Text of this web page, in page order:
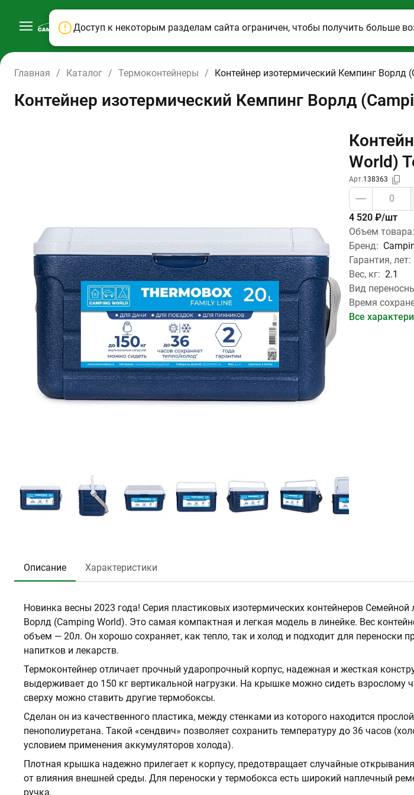
Главная / Каталог / Термоконтейнеры / Контейнер изотермический Кемпинг Ворлд
Контейнер изотермический Кемпинг Ворлд
World)
Арт.138363
4 520 ₽/шт
Объем товара:
Бренд:
Гарантия, лет:
Вес, кг: 2.1
Вид
Время
Все
Описание
Новинка весны 2023 года! Серия пластиковых изотермических контейнеров Семейной
Ворлд (Camping World). Это самая компактная и легкая модель в линейке. Вес
объем — 20л. Он хорошо сохраняет, как тепло, так и холод и подходит для переноски
напитков и лекарств.
Термоконтейнер отличает прочный ударопрочный корпус, надежная и жесткая
выдерживает до 150 кг вертикальной нагрузки. На крышке можно сидеть взрослому
сверху можно ставить другие термобоксы.
Сделан он из качественного пластика, между стенками из которого находится
пенополиуретана. Такой «сендвич» позволяет сохранить температуру до 36 часов
условием применения аккумуляторов холода).
Плотная крышка надежно прилегает к корпусу, предотвращает случайные
от влияния внешней среды. Для переноски у термобокса есть широкий наплечный
ручка.
Характеристики
Доступ к некоторым разделам сайта ограничен, чтобы получить больше